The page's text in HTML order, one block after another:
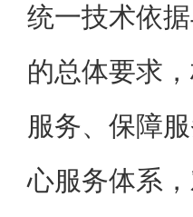
统一技术依
的总体要求
服务、保障
心服务体系